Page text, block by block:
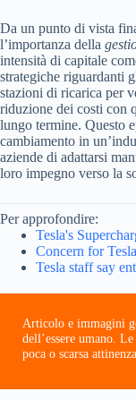
Da un punto di vista
l’importanza della
intensità di capitale
strategiche riguardanti
stazioni di ricarica per
riduzione dei costi con
lungo termine. Questo
cambiamento in
aziende di adattarsi
loro impegno verso la
Per approfondire:
Tesla's
Concern for
Tesla staff say
Articolo e immagini
dell’essere umano.
poca o scarsa